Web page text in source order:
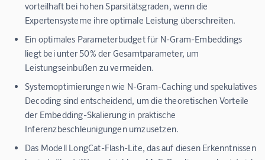
vorteilhaft bei hohen Sparsitätsgraden, wenn die
Expertensysteme ihre optimale Leistung überschreiten.
Ein optimales Parameterbudget für N-Gram-Embeddings
liegt bei unter 50% der Gesamtparameter, um
Leistungseinbußen zu vermeiden.
Systemoptimierungen wie N-Gram-Caching und spekulatives
Decoding sind entscheidend, um die theoretischen Vorteile
der Embedding-Skalierung in praktische
Inferenzbeschleunigungen umzusetzen.
Das Modell LongCat-Flash-Lite, das auf diesen Erkenntnissen